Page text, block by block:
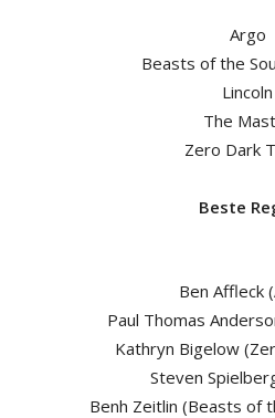
Argo
Beasts of the
Lincoln
The
Zero Dark
Beste
Ben Affleck
Paul Thomas
Kathryn Bigelow
Steven
Benh Zeitlin (Beasts of